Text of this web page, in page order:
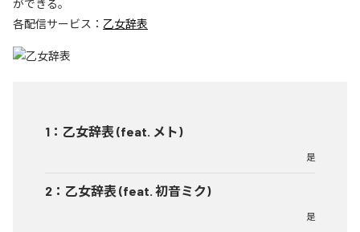
ができる。
各配信サービス： 乙女辞表
1 ： 乙女辞表 (feat. メト)
是
2 ： 乙女辞表 (feat. 初音ミク)
是